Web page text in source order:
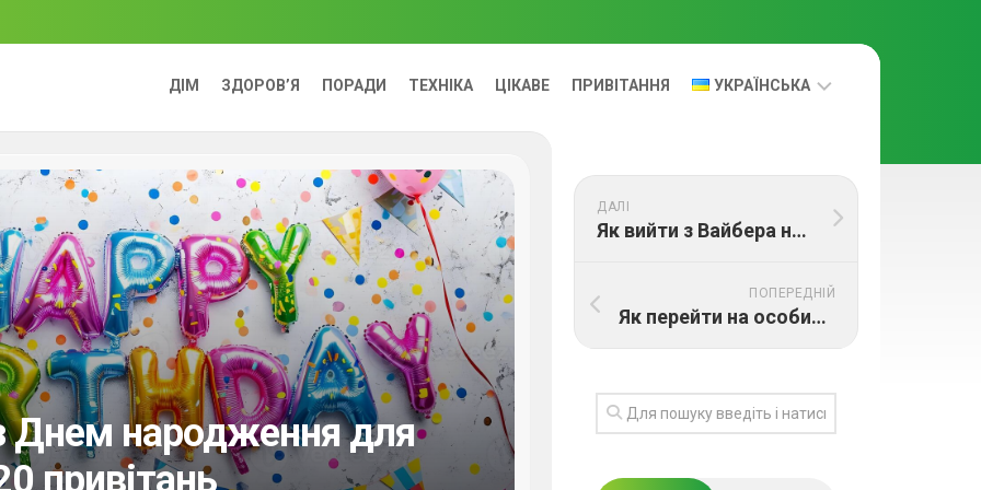
ДІМ ЗДОРОВ’Я ПОРАДИ ТЕХНІКА ЦІКАВЕ ПРИВІТАННЯ УКРАЇНСЬКА
УКРАЇНСЬКА
Днем народження для
привітань
ДАЛІ
Як вийти з Вайбера на ПК
ПОПЕРЕДНІЙ
Як перейти на особистий обліковий запис в інстаграмі